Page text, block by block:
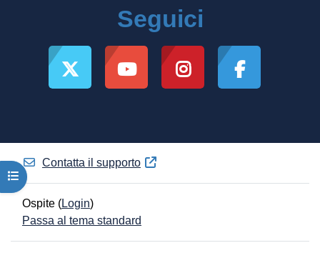
Apri indice del corso
Seguici
Contatta il supporto
Ospite (Login)
Passa al tema standard